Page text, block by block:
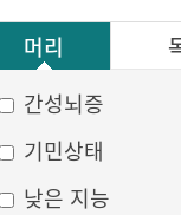
머리
그 외
간성뇌증
기민상태
낮은 지능